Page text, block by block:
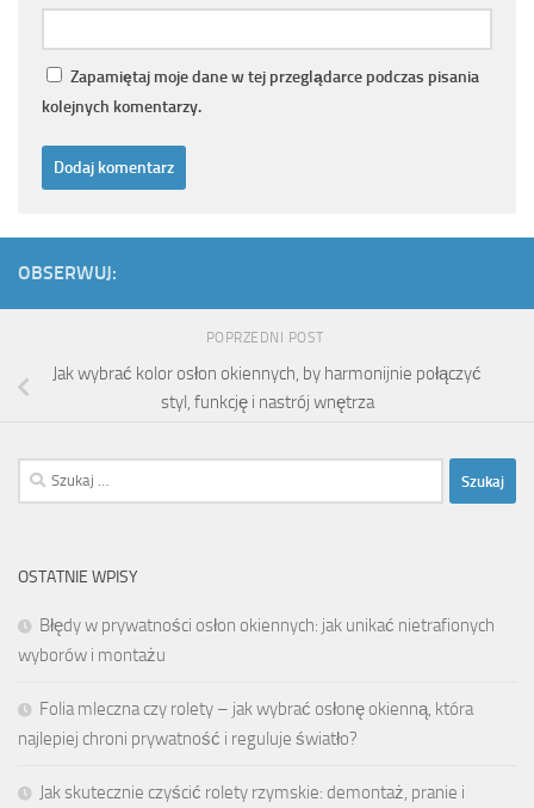
Zapamiętaj moje dane w tej przeglądarce podczas pisania
kolejnych komentarzy.
OBSERWUJ:
POPRZEDNI POST
Jak wybrać kolor osłon okiennych, by harmonijnie połączyć
styl, funkcję i nastrój wnętrza
Szukaj:
OSTATNIE WPISY
Błędy w prywatności osłon okiennych: jak unikać nietrafionych
wyborów i montażu
Folia mleczna czy rolety – jak wybrać osłonę okienną, która
najlepiej chroni prywatność i reguluje światło?
Jak skutecznie czyścić rolety rzymskie: demontaż, pranie i